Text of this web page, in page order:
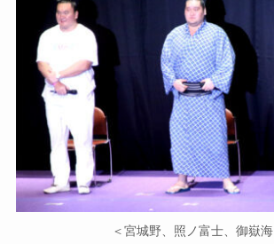
＜宮城野、照ノ富士、御嶽海